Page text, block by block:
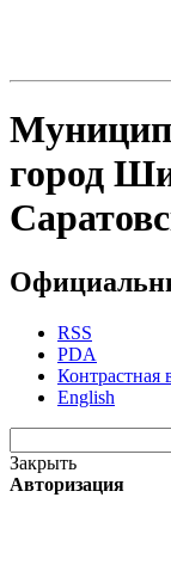
город
RSS
PDA
Контрастная
English
Закрыть
Авторизация